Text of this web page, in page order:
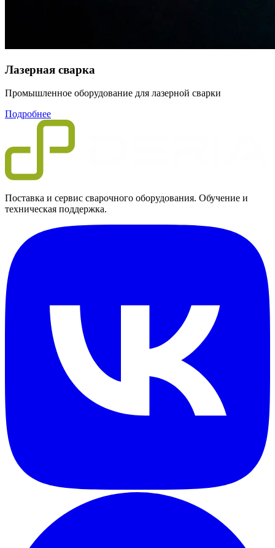
Лазерная сварка
Промышленное оборудование для лазерной сварки
Подробнее
Поставка и сервис сварочного оборудования. Обучение и
техническая поддержка.